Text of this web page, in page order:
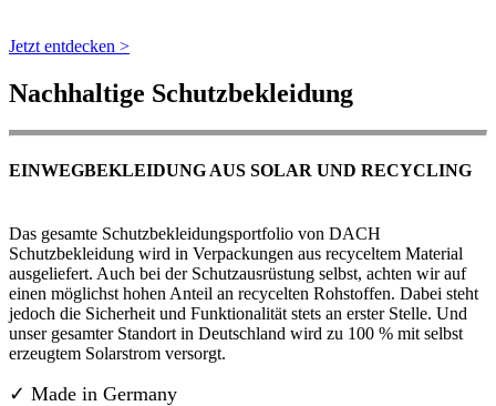
Jetzt entdecken >
Nachhaltige Schutzbekleidung
EINWEGBEKLEIDUNG AUS SOLAR UND RECYCLING
Das gesamte Schutzbekleidungsportfolio von DACH
Schutzbekleidung wird in Verpackungen aus recyceltem Material
ausgeliefert. Auch bei der Schutzausrüstung selbst, achten wir auf
einen möglichst hohen Anteil an recycelten Rohstoffen. Dabei steht
jedoch die Sicherheit und Funktionalität stets an erster Stelle. Und
unser gesamter Standort in Deutschland wird zu 100 % mit selbst
erzeugtem Solarstrom versorgt.
✓ Made in Germany